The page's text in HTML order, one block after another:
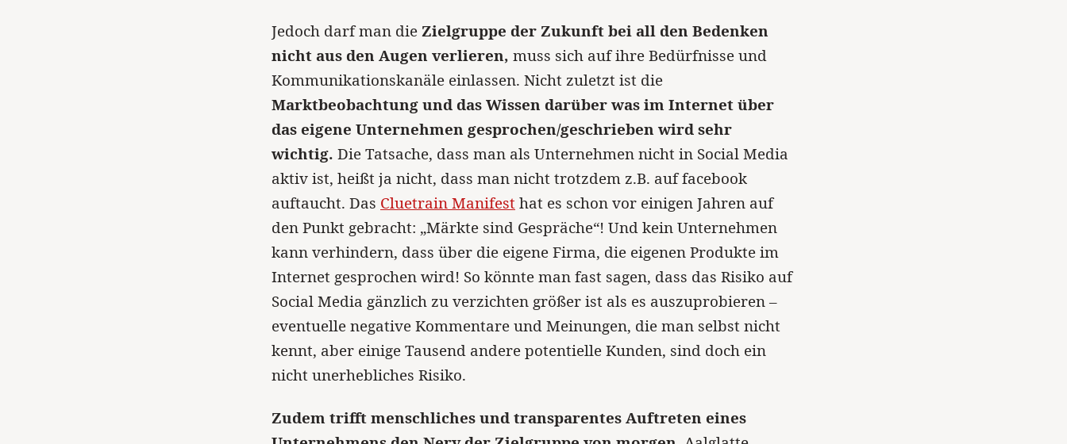
Jedoch darf man dieZielgruppe der Zukunft bei all den Bedenken
nicht aus den Augen verlieren, muss sich auf ihre Bedürfnisse und
Kommunikationskanäle einlassen. Nicht zuletzt ist die
Marktbeobachtung und das Wissen darüber was im Internet über
das eigene Unternehmen gesprochen/geschrieben wird sehr
wichtig. Die Tatsache, dass man als Unternehmen nicht in Social Media
aktiv ist, heißt ja nicht, dass man nicht trotzdem z.B. auf facebook
auftaucht. Das Cluetrain Manifesthat es schon vor einigen Jahren auf
den Punkt gebracht: „Märkte sind Gespräche“! Und kein Unternehmen
kann verhindern, dass über die eigene Firma, die eigenen Produkte im
Internet gesprochen wird! So könnte man fast sagen, dass das Risiko auf
Social Media gänzlich zu verzichten größer ist als es auszuprobieren –
eventuelle negative Kommentare und Meinungen, die man selbst nicht
kennt, aber einige Tausend andere potentielle Kunden, sind doch ein
nicht unerhebliches Risiko.
Zudem trifft menschliches und transparentes Auftreten eines